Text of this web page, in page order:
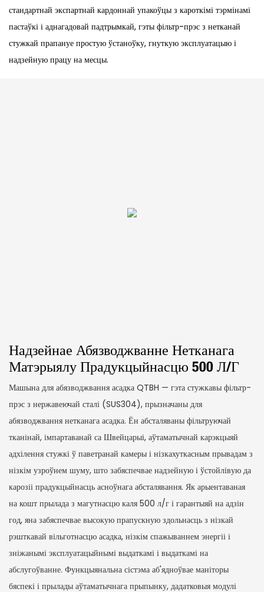
стандартнай экспартнай кардоннай упакоўцы з кароткімі тэрмінамі
пастаўкі і аднагадовай падтрымкай, гэты фільтр-прэс з нетканай
стужкай прапануе простую ўстаноўку, гнуткую эксплуатацыю і
надзейную працу на месцы.
Надзейнае Абязводжванне Нетканага
Матэрыялу Прадукцыйнасцю 500 Л/г
Машына для абязводжвання асадка QTBH — гэта стужкавы фільтр-
прэс з нержавеючай сталі (SUS304), прызначаны для
абязводжвання нетканага асадка. Ён абсталяваны фільтруючай
тканінай, імпартаванай са Швейцарыі, аўтаматычнай карэкцыяй
адхілення стужкі ў паветранай камеры і нізкахуткасным прывадам з
нізкім узроўнем шуму, што забяспечвае надзейную і ўстойлівую да
карозіі прадукцыйнасць асноўнага абсталявання. Як арыентаваная
на кошт прылада з магутнасцю каля 500 л/г і гарантыяй на адзін
год, яна забяспечвае высокую прапускную здольнасць з нізкай
рэшткавай вільготнасцю асадка, нізкім спажываннем энергіі і
зніжанымі эксплуатацыйнымі выдаткамі і выдаткамі на
абслугоўванне. Функцыянальна сістэма аб'ядноўвае маніторы
бяспекі і прылады аўтаматычнага прыпынку, дадатковыя модулі